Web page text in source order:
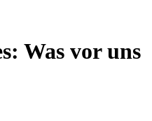
Was vor uns